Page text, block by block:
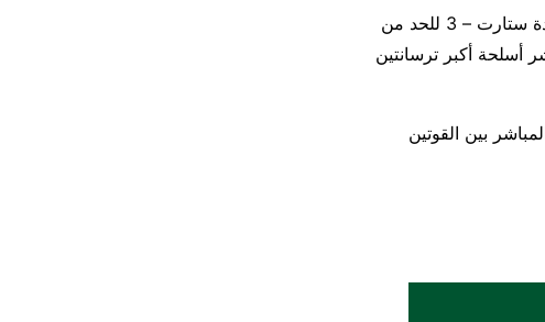
وكانت كل من روسيا والولايات المتحدة قد أعلنتا أمس الأربعاء تمديد أجل معاهدة ستارت – 3 للحد من
أسلحة أكبر ترسانتين
بين القوتين